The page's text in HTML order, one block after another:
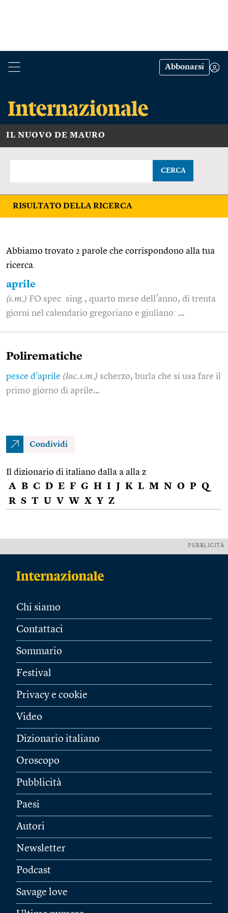
Abbonarsi
IL NUOVO DE MAURO
CERCA
RISULTATO DELLA RICERCA
Abbiamo trovato 2 parole che corrispondono alla tua
ricerca.
aprile
(s.m.) FO spec. sing., quarto mese dell’anno, di trenta
giorni nel calendario gregoriano e giuliano: …
Polirematiche
pesce d'aprile (loc.s.m.) scherzo, burla che si usa fare il
primo giorno di aprile…
Condividi
Il dizionario di italiano dalla a alla z
A B C D E F G H I J K L M N O P Q
R S T U V W X Y Z
PUBBLICITÀ
Chi siamo
Contattaci
Sommario
Festival
Privacy e cookie
Video
Dizionario italiano
Oroscopo
Pubblicità
Paesi
Autori
Newsletter
Podcast
Savage love